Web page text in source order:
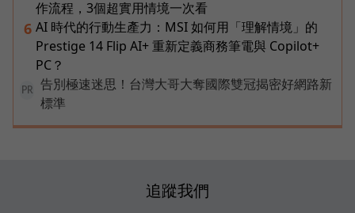
作流程，3個超實用情境一次看
6 AI 時代的行動生產力：MSI 如何用「理解情境」的
Prestige 14 Flip AI+ 重新定義商務筆電與 Copilot+
PC？
PR
告別極速迷思！台灣大哥大奪國際雙冠揭密好網路新
標準
追蹤我們